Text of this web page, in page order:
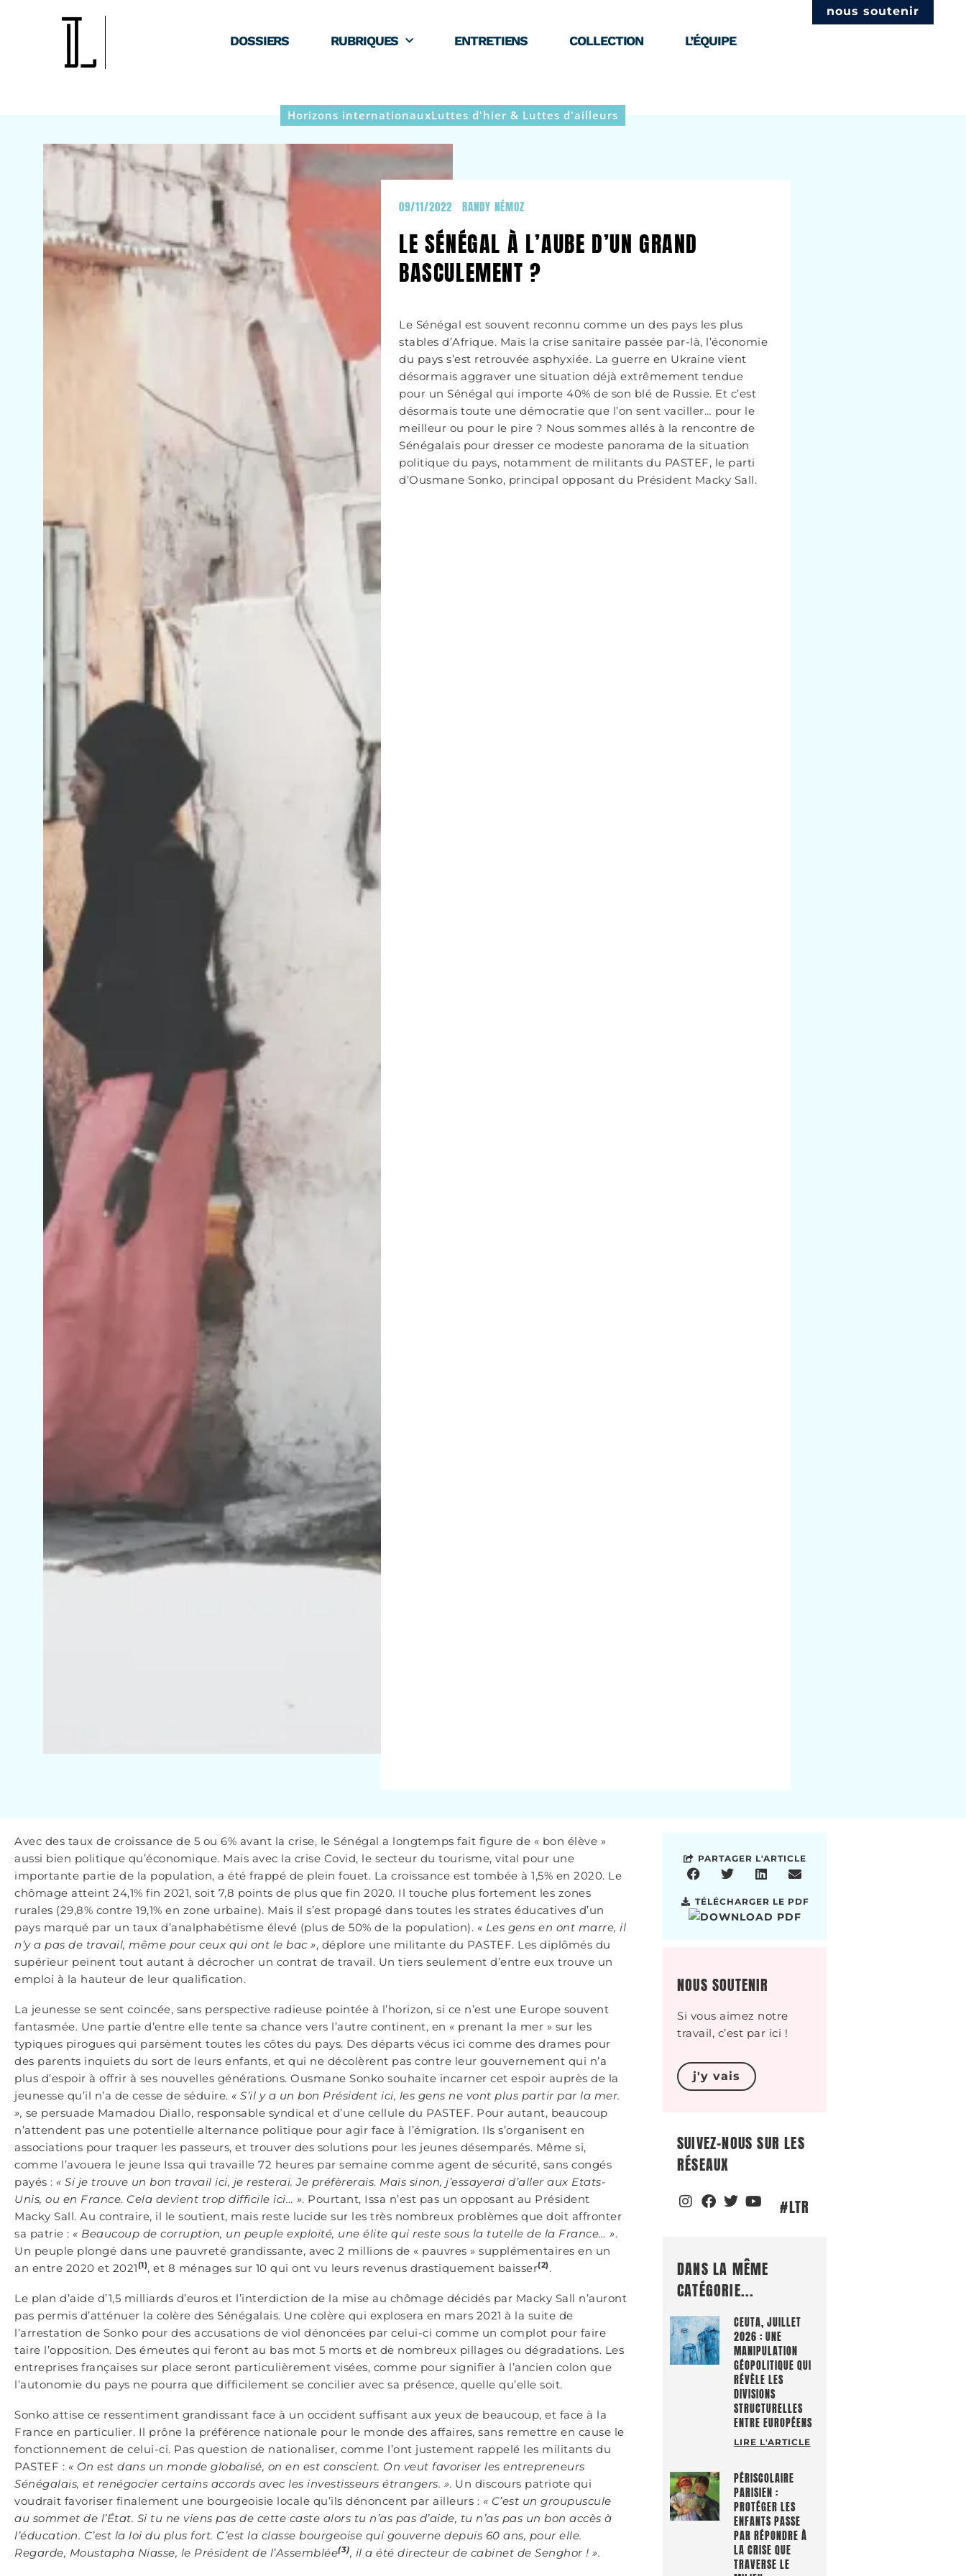
DOSSIERS RUBRIQUES ENTRETIENS COLLECTION L’ÉQUIPE
nous soutenir
Horizons internationauxLuttes d'hier & Luttes d'ailleurs
09/11/2022 RANDY NÉMOZ
LE SÉNÉGAL À L’AUBE D’UN GRAND
BASCULEMENT ?
Le Sénégal est souvent reconnu comme un des pays les plus
stables d’Afrique. Mais la crise sanitaire passée par-là, l’économie
du pays s’est retrouvée asphyxiée. La guerre en Ukraine vient
désormais aggraver une situation déjà extrêmement tendue
pour un Sénégal qui importe 40% de son blé de Russie. Et c’est
désormais toute une démocratie que l’on sent vaciller… pour le
meilleur ou pour le pire ? Nous sommes allés à la rencontre de
Sénégalais pour dresser ce modeste panorama de la situation
politique du pays, notamment de militants du PASTEF, le parti
d’Ousmane Sonko, principal opposant du Président Macky Sall.
Avec des taux de croissance de 5 ou 6% avant la crise, le Sénégal a longtemps fait figure de « bon élève »
aussi bien politique qu’économique. Mais avec la crise Covid, le secteur du tourisme, vital pour une
importante partie de la population, a été frappé de plein fouet. La croissance est tombée à 1,5% en 2020. Le
chômage atteint 24,1% fin 2021, soit 7,8 points de plus que fin 2020. Il touche plus fortement les zones
rurales (29,8% contre 19,1% en zone urbaine). Mais il s’est propagé dans toutes les strates éducatives d’un
pays marqué par un taux d’analphabétisme élevé (plus de 50% de la population). « Les gens en ont marre, il
n’y a pas de travail, même pour ceux qui ont le bac », déplore une militante du PASTEF. Les diplômés du
supérieur peinent tout autant à décrocher un contrat de travail. Un tiers seulement d’entre eux trouve un
emploi à la hauteur de leur qualification.
La jeunesse se sent coincée, sans perspective radieuse pointée à l’horizon, si ce n’est une Europe souvent
fantasmée. Une partie d’entre elle tente sa chance vers l’autre continent, en « prenant la mer » sur les
typiques pirogues qui parsèment toutes les côtes du pays. Des départs vécus ici comme des drames pour
des parents inquiets du sort de leurs enfants, et qui ne décolèrent pas contre leur gouvernement qui n’a
plus d’espoir à offrir à ses nouvelles générations. Ousmane Sonko souhaite incarner cet espoir auprès de la
jeunesse qu’il n’a de cesse de séduire. « S’il y a un bon Président ici, les gens ne vont plus partir par la mer.
», se persuade Mamadou Diallo, responsable syndical et d’une cellule du PASTEF. Pour autant, beaucoup
n’attendent pas une potentielle alternance politique pour agir face à l’émigration. Ils s’organisent en
associations pour traquer les passeurs, et trouver des solutions pour les jeunes désemparés. Même si,
comme l’avouera le jeune Issa qui travaille 72 heures par semaine comme agent de sécurité, sans congés
payés : « Si je trouve un bon travail ici, je resterai. Je préfèrerais. Mais sinon, j’essayerai d’aller aux Etats-
Unis, ou en France. Cela devient trop difficile ici… ». Pourtant, Issa n’est pas un opposant au Président
Macky Sall. Au contraire, il le soutient, mais reste lucide sur les très nombreux problèmes que doit affronter
sa patrie : « Beaucoup de corruption, un peuple exploité, une élite qui reste sous la tutelle de la France… ».
Un peuple plongé dans une pauvreté grandissante, avec 2 millions de « pauvres » supplémentaires en un
an entre 2020 et 2021(1), et 8 ménages sur 10 qui ont vu leurs revenus drastiquement baisser(2) .
Le plan d’aide d’1,5 milliards d’euros et l’interdiction de la mise au chômage décidés par Macky Sall n’auront
pas permis d’atténuer la colère des Sénégalais. Une colère qui explosera en mars 2021 à la suite de
l’arrestation de Sonko pour des accusations de viol dénoncées par celui-ci comme un complot pour faire
taire l’opposition. Des émeutes qui feront au bas mot 5 morts et de nombreux pillages ou dégradations. Les
entreprises françaises sur place seront particulièrement visées, comme pour signifier à l’ancien colon que
l’autonomie du pays ne pourra que difficilement se concilier avec sa présence, quelle qu’elle soit.
Sonko attise ce ressentiment grandissant face à un occident suffisant aux yeux de beaucoup, et face à la
France en particulier. Il prône la préférence nationale pour le monde des affaires, sans remettre en cause le
fonctionnement de celui-ci. Pas question de nationaliser, comme l’ont justement rappelé les militants du
PASTEF : « On est dans un monde globalisé, on en est conscient. On veut favoriser les entrepreneurs
Sénégalais, et renégocier certains accords avec les investisseurs étrangers. ». Un discours patriote qui
voudrait favoriser finalement une bourgeoisie locale qu’ils dénoncent par ailleurs : « C’est un groupuscule
au sommet de l’État. Si tu ne viens pas de cette caste alors tu n’as pas d’aide, tu n’as pas un bon accès à
l’éducation. C’est la loi du plus fort. C’est la classe bourgeoise qui gouverne depuis 60 ans, pour elle.
Regarde, Moustapha Niasse, le Président de l’Assemblée(3), il a été directeur de cabinet de Senghor ! ».
PARTAGER L'ARTICLE
TÉLÉCHARGER LE PDF
NOUS SOUTENIR
Si vous aimez notre
travail, c’est par ici !
j'y vais
SUIVEZ-NOUS SUR LES
RÉSEAUX
#LTR
DANS LA MÊME
CATÉGORIE...
CEUTA, JUILLET
2026 : UNE
MANIPULATION
GÉOPOLITIQUE QUI
RÉVÈLE LES
DIVISIONS
STRUCTURELLES
ENTRE EUROPÉENS
LIRE L'ARTICLE
PÉRISCOLAIRE
PARISIEN :
PROTÉGER LES
ENFANTS PASSE
PAR RÉPONDRE À
LA CRISE QUE
TRAVERSE LE